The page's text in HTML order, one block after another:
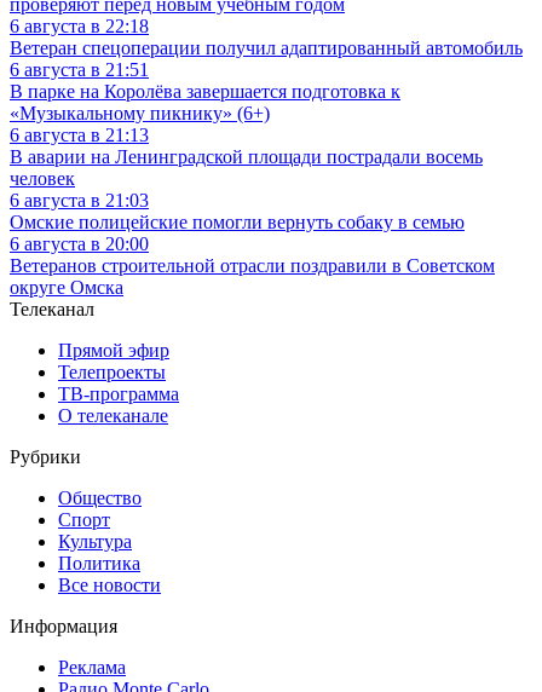
проверяют перед новым учебным годом
6 августа в 22:18
Ветеран спецоперации получил адаптированный автомобиль
6 августа в 21:51
В парке на Королёва завершается подготовка к
«Музыкальному пикнику» (6+)
6 августа в 21:13
В аварии на Ленинградской площади пострадали восемь
человек
6 августа в 21:03
Омские полицейские помогли вернуть собаку в семью
6 августа в 20:00
Ветеранов строительной отрасли поздравили в Советском
округе Омска
Телеканал
Прямой эфир
Телепроекты
ТВ-программа
О телеканале
Рубрики
Общество
Спорт
Культура
Политика
Все новости
Информация
Реклама